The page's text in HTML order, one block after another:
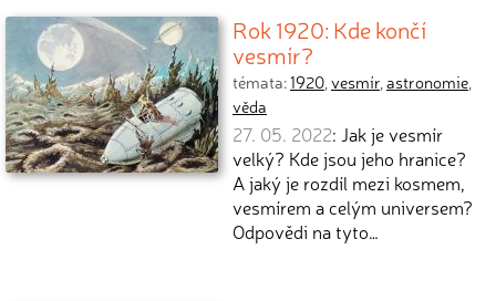
Rok 1920: Kde končí
vesmír?
témata:1920,vesmír,astronomie,
věda
27. 05. 2022: Jak je vesmír
velký? Kde jsou jeho hranice?
A jaký je rozdíl mezi kosmem,
vesmírem a celým universem?
Odpovědi na tyto…